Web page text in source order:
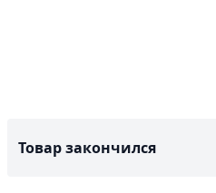
Товар закончился